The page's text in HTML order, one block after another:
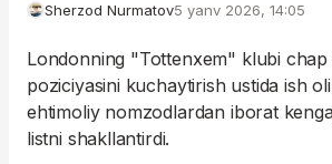
Sherzod Nurmatov5 yanv 2026, 14:05
Londonning "Tottenxem" klubi chap
poziciyasini kuchaytirish ustida ish
ehtimoliy nomzodlardan iborat
listni shakllantirdi.